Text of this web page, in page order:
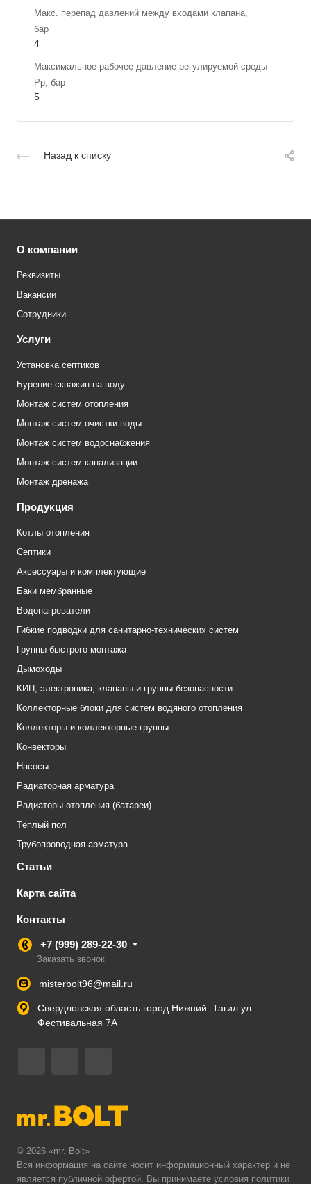
Макс. перепад давлений между входами клапана,
бар
4
Максимальное рабочее давление регулируемой среды
Рр, бар
5
Назад к списку
О компании
Реквизиты
Вакансии
Сотрудники
Услуги
Установка септиков
Бурение скважин на воду
Монтаж систем отопления
Монтаж систем очистки воды
Монтаж систем водоснабжения
Монтаж систем канализации
Монтаж дренажа
Продукция
Котлы отопления
Септики
Аксессуары и комплектующие
Баки мембранные
Водонагреватели
Гибкие подводки для санитарно-технических систем
Группы быстрого монтажа
Дымоходы
КИП, электроника, клапаны и группы безопасности
Коллекторные блоки для систем водяного отопления
Коллекторы и коллекторные группы
Конвекторы
Насосы
Радиаторная арматура
Радиаторы отопления (батареи)
Тёплый пол
Трубопроводная арматура
Статьи
Карта сайта
Контакты
+7 (999) 289-22-30
Заказать звонок
misterbolt96@mail.ru
Свердловская область город Нижний Тагил ул.
Фестивальная 7А
© 2026 «mr. Bolt»
Вся информация на сайте носит информационный характер и не
является публичной офертой. Вы принимаете условия политики